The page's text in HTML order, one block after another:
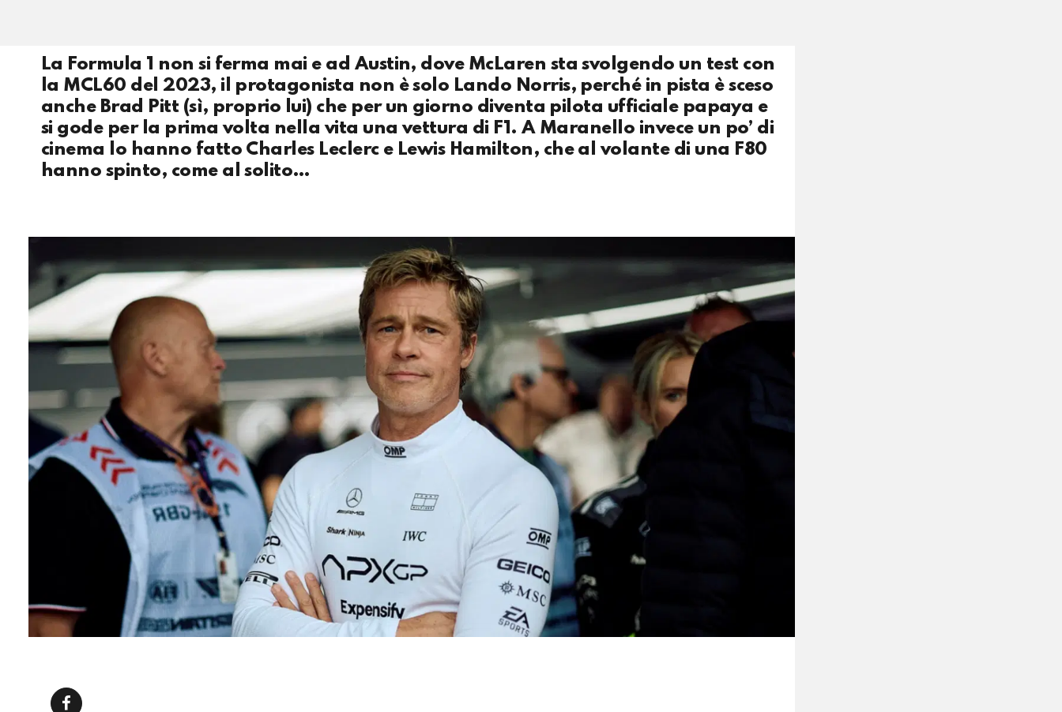
La Formula 1 non si ferma mai e ad Austin, dove McLaren sta svolgendo un test con
la MCL60 del 2023, il protagonista non è solo Lando Norris, perché in pista è sceso
anche Brad Pitt (sì, proprio lui) che per un giorno diventa pilota ufficiale papaya e
si gode per la prima volta nella vita una vettura di F1. A Maranello invece un po’ di
cinema lo hanno fatto Charles Leclerc e Lewis Hamilton, che al volante di una F80
hanno spinto, come al solito…